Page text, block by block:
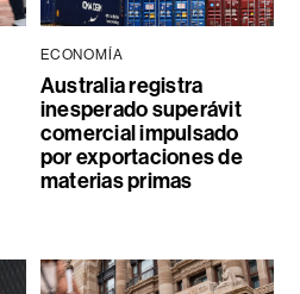
ECONOMÍA
Australia registra
inesperado superávit
comercial impulsado
por exportaciones de
materias primas